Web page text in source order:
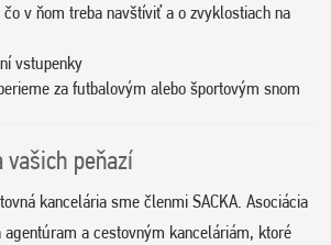
v ňom treba navštíviť a o zvyklostiach na
vstupenky
za futbalovým alebo športovým snom
vašich peňazí
kancelária sme členmi SACKA. Asociácia
agentúram a cestovným kanceláriám, ktoré